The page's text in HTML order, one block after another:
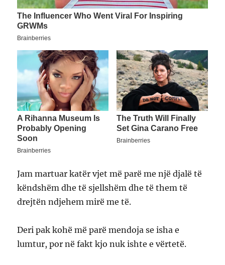
Jam martuar katër vjet më parë me një djalë të
këndshëm dhe të sjellshëm dhe të them të
drejtën ndjehem mirë me të.
Deri pak kohë më parë mendoja se isha e
lumtur, por në fakt kjo nuk ishte e vërtetë.